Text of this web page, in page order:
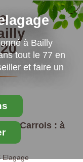
à Bailly
tout le 77 en
et faire un
Carrois : à
Elagage